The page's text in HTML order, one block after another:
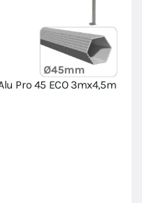
Pro 45 ECO 3mx4,5m